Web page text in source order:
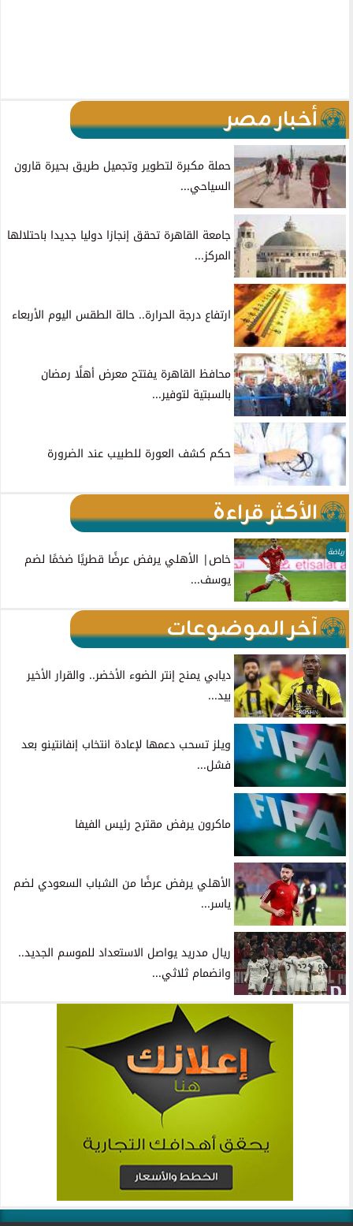
أخبار مصر
حملة مكبرة لتطوير وتجميل طريق بحيرة قارون
السياحي...
جامعة القاهرة تحقق إنجازا دوليا جديدا باحتلالها
المركز...
ارتفاع درجة الحرارة.. حالة الطقس اليوم الأربعاء
محافظ القاهرة يفتتح معرض أهلًا رمضان
بالسبتية لتوفير...
حكم كشف العورة للطبيب عند الضرورة
الأكثر قراءة
رياضة
خاص| الأهلي يرفض عرضًا قطريًا ضخمًا لضم
يوسف...
آخر الموضوعات
ديابي يمنح إنتر الضوء الأخضر.. والقرار الأخير
بيد...
ويلز تسحب دعمها لإعادة انتخاب إنفانتينو بعد
فشل...
ماكرون يرفض مقترح رئيس الفيفا
الأهلي يرفض عرضًا من الشباب السعودي لضم
ياسر...
ريال مدريد يواصل الاستعداد للموسم الجديد..
وانضمام ثلاثي...